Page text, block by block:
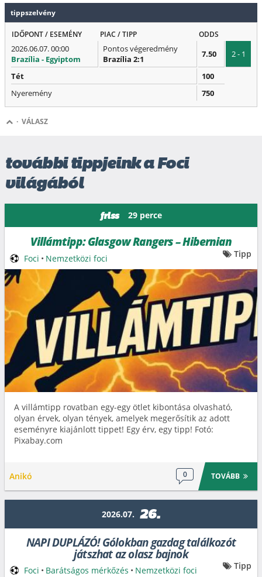
tippszelvény
IDŐPONT / ESEMÉNY PIAC / TIPP ODDS
2026.06.07. 00:00
Brazília - Egyiptom
Pontos végeredmény
Brazília 2:1
7.50 2 - 1
Tét
100
Nyeremény
750
· VÁLASZ
további tippjeink a Foci
világából
friss 29 perce
Villámtipp: Glasgow Rangers – Hibernian
A villámtipp rovatban egy-egy ötlet kibontása olvasható,
olyan érvek, olyan tények, amelyek megerősítik az adott
eseményre kiajánlott tippet! Egy érv, egy tipp! Fotó:
Pixabay.com
Anikó 0 TOVÁBB
Foci • Nemzetközi foci Tipp
2026.07. 26.
NAPI DUPLÁZÓ! Gólokban gazdag találkozót
játszhat az olasz bajnok
Foci • Barátságos mérkőzés • Nemzetközi foci Tipp